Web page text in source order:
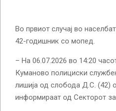
Во првиот случај во
42-годишник со мопед.
– На 06.07.2026 во 14:20
Куманово полициски
лишија од слобода Д.С. (42)
информираат од Секторот